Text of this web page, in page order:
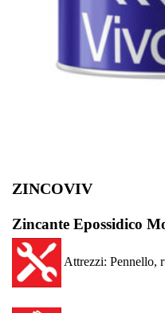
ZINCOVIV
Zincante Epossidico
Attrezzi: Pennello,